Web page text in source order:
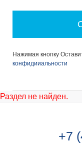
Нажимая кнопку
конфидииальности
Раздел не найден.
+7